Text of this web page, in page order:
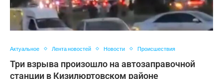
Актуальное Лента новостей Новости Происшествия
Три взрыва произошло на автозаправочной
станции в Кизилюртовском районе